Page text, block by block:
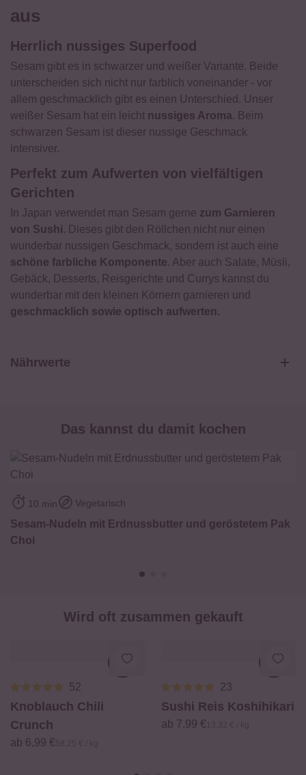
aus
Herrlich nussiges Superfood
Sesam gibt es in schwarzer und weißer Variante. Beide
unterscheiden sich nicht nur farblich voneinander - vor
allem geschmacklich gibt es einen Unterschied. Unser
weißer Sesam hat ein leicht nussiges Aroma. Beim
schwarzen Sesam ist dieser nussige Geschmack
intensiver.
Perfekt zum Aufwerten von vielfältigen
Gerichten
In Japan verwendet man Sesam gerne zum Garnieren
von Sushi. Dieses gibt den Röllchen nicht nur einen
wunderbar nussigen Geschmack, sondern ist auch eine
schöne farbliche Komponente. Aber auch Salate, Müsli,
Gebäck, Desserts, Reisgerichte und Currys kannst du
wunderbar mit den kleinen Körnern garnieren und
geschmacklich sowie optisch aufwerten.
Nährwerte
Durchschnittliche Nährwerte pro 100g:
Brennwert
2330 kJ / 560 kcal
Fett
davon gesättigte Fettsäuren
Kohlenhydrate
32 g
Das kannst du damit kochen
10 min Vegetarisch
Sesam-Nudeln mit Erdnussbutter und geröstetem Pak
Choi
Wird oft zusammen gekauft
52
Knoblauch Chili
Crunch
ab 6,99 €
23
Sushi Reis Koshihikari
ab 7,99 €